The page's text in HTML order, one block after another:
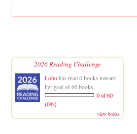
2026 Reading Challenge
Lobohas read 0 books toward
her goal of 60 books.
0 of 60
(0%)
view books